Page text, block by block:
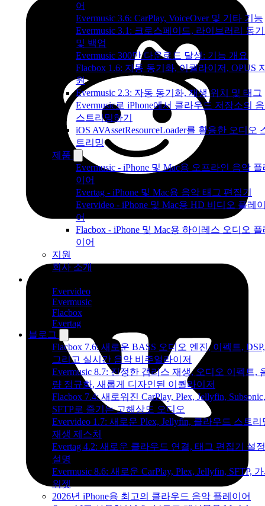
어
Evermusic 3.6: CarPlay, VoiceOver 및 기타 기능
Evermusic 3.1: 크로스페이드, 라이브러리 동
및 백업
Evermusic 300만 다운로드 달성: 기능 개요
Flacbox 1.6: 자동 동기화, 이퀄라이저, OPUS
원
Evermusic 2.3: 자동 동기화, 재생 위치 및 태그
Evermusic로 iPhone에서 클라우드 저장소의
스트리밍하기
iOS AVAssetResourceLoader를 활용한 오디오
트리밍
제품
Evermusic - iPhone 및 Mac용 오프라인 음악 플
이어
Evertag - iPhone 및 Mac용 음악 태그 편집기
Evervideo - iPhone 및 Mac용 HD 비디오 플레
어
Flacbox - iPhone 및 Mac용 하이레스 오디오 플
이어
지원
회사 소개
제품
Evervideo
Evermusic
Flacbox
Evertag
블로그
Flacbox 7.6: 새로운 BASS 오디오 엔진, 이펙트, DSP,
그리고 실시간 음악 비주얼라이저
Evermusic 8.7: 진정한 갭리스 재생, 오디오 이펙트,
량 정규화, 새롭게 디자인된 이퀄라이저
Flacbox 7.4: 새로워진 CarPlay, Plex, Jellyfin, Subsonic,
SFTP로 즐기는 고해상도 오디오
Evervideo 1.7: 새로운 Plex, Jellyfin, 클라우드 스트리
재생 제스처
Evertag 4.2: 새로운 클라우드 연결, 태그 편집기 설정
설명
Evermusic 8.6: 새로운 CarPlay, Plex, Jellyfin, SFTP,
위젯
2026년 iPhone용 최고의 클라우드 음악 플레이어